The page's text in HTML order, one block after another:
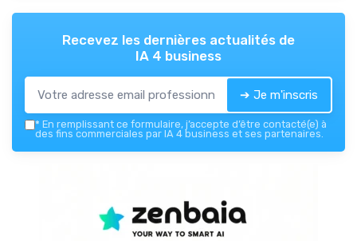
Recevez les dernières actualités de
IA 4 business
➔ Je m'inscris
* En remplissant ce formulaire, j’accepte d’être contacté(e) à
des fins commerciales par IA 4 business et ses partenaires.